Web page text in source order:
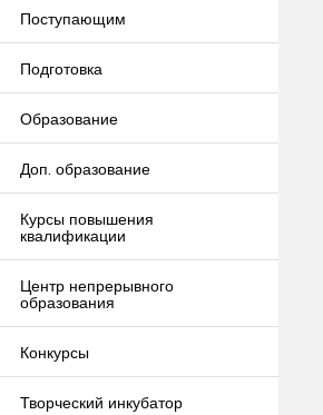
Поступающим
Подготовка
Образование
Доп. образование
Курсы повышения
квалификации
Центр непрерывного
образования
Конкурсы
Творческий инкубатор